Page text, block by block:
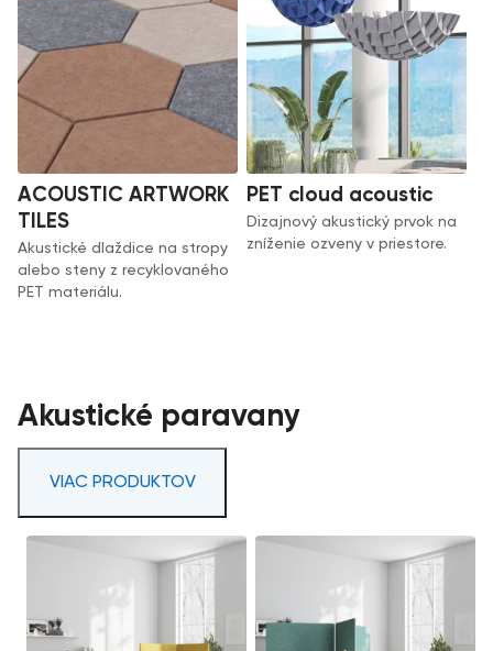
ACOUSTIC ARTWORK
TILES
Akustické dlaždice na stropy
alebo steny z recyklovaného
PET materiálu.
PET cloud acoustic
Dizajnový akustický prvok na
zníženie ozveny v priestore.
Akustické paravany
VIAC PRODUKTOV